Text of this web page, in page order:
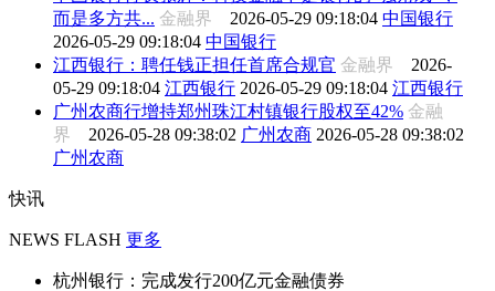
而是多方共... 金融界 2026-05-29 09:18:04 中国银行
2026-05-29 09:18:04 中国银行
江西银行：聘任钱正担任首席合规官 金融界 2026-
05-29 09:18:04 江西银行 2026-05-29 09:18:04 江西银行
广州农商行增持郑州珠江村镇银行股权至42% 金融
界 2026-05-28 09:38:02 广州农商 2026-05-28 09:38:02
广州农商
快讯
NEWS FLASH 更多
杭州银行：完成发行200亿元金融债券